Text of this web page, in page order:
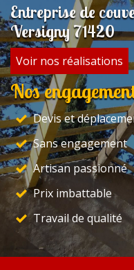
Entreprise de
Versigny 71420
Voir nos réalisations
Nos
Devis et
Sans engagement
Artisan passionné
Prix imbattable
Travail de qualité